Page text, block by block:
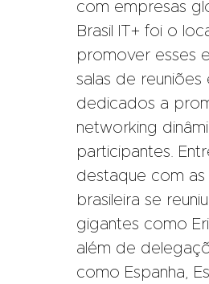
com empresas
Brasil IT+ foi o
promover esses
salas de reuniões
dedicados a
networking
participantes.
destaque com
brasileira se
gigantes como
além de
como Espanha,